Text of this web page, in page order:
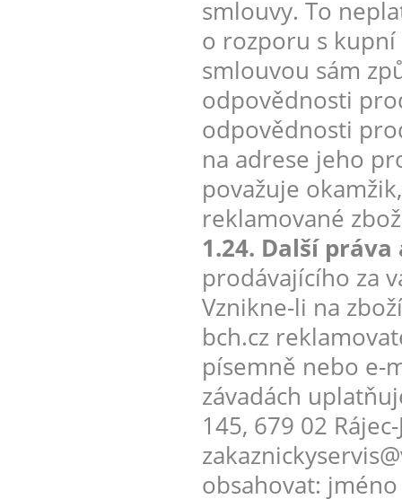
smlouvy. To
o rozporu s
smlouvou sám
odpovědnosti
odpovědnosti
na adrese jeho
považuje
reklamované
1.24. Další
prodávajícího za
Vznikne-li na
bch.cz
písemně nebo e-
závadách
145, 679 02
obsahovat: